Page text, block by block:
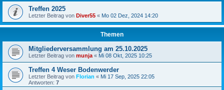
Treffen 2025
Letzter Beitrag von Diver55 « Mo 02 Dez, 2024 14:20
Themen
Mitgliederversammlung am 25.10.2025
Letzter Beitrag von munja « Mi 08 Okt, 2025 10:25
Treffen 4 Weser Bodenwerder
Letzter Beitrag von Florian « Mi 17 Sep, 2025 22:05
Antworten: 7